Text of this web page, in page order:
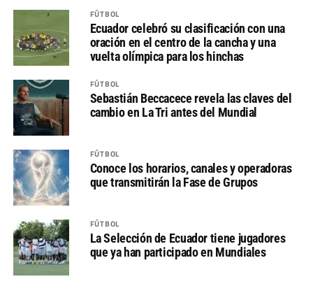
FÚTBOL
Ecuador celebró su clasificación con una
oración en el centro de la cancha y una
vuelta olímpica para los hinchas
FÚTBOL
Sebastián Beccacece revela las claves del
cambio en La Tri antes del Mundial
FÚTBOL
Conoce los horarios, canales y operadoras
que transmitirán la Fase de Grupos
FÚTBOL
La Selección de Ecuador tiene jugadores
que ya han participado en Mundiales